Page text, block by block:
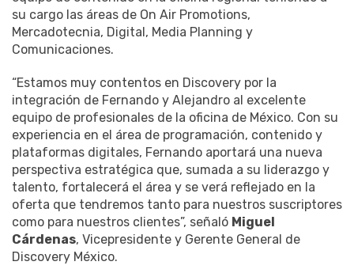
su cargo las áreas de On Air Promotions,
Mercadotecnia, Digital, Media Planning y
Comunicaciones.
“Estamos muy contentos en Discovery por la
integración de Fernando y Alejandro al excelente
equipo de profesionales de la oficina de México. Con su
experiencia en el área de programación, contenido y
plataformas digitales, Fernando aportará una nueva
perspectiva estratégica que, sumada a su liderazgo y
talento, fortalecerá el área y se verá reflejado en la
oferta que tendremos tanto para nuestros suscriptores
como para nuestros clientes”, señaló Miguel
Cárdenas, Vicepresidente y Gerente General de
Discovery México.